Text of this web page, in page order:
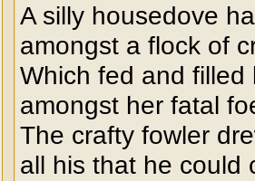
A silly housedove
amongst a flock of
Which fed and filled
amongst her fatal
The crafty fowler
all his that he could